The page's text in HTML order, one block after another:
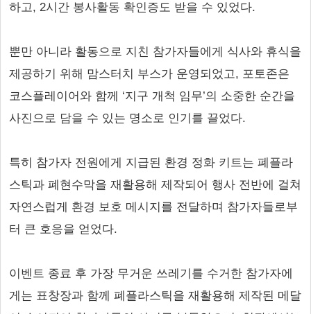
하고, 2시간 봉사활동 확인증도 받을 수 있었다.
뿐만 아니라 활동으로 지친 참가자들에게 식사와 휴식을
제공하기 위해 맘스터치 부스가 운영되었고, 포토존은
코스플레이어와 함께 ‘지구 개척 임무’의 소중한 순간을
사진으로 담을 수 있는 명소로 인기를 끌었다.
특히 참가자 전원에게 지급된 환경 정화 키트는 폐플라
스틱과 폐현수막을 재활용해 제작되어 행사 전반에 걸쳐
자연스럽게 환경 보호 메시지를 전달하며 참가자들로부
터 큰 호응을 얻었다.
이벤트 종료 후 가장 무거운 쓰레기를 수거한 참가자에
게는 표창장과 함께 폐플라스틱을 재활용해 제작된 메달